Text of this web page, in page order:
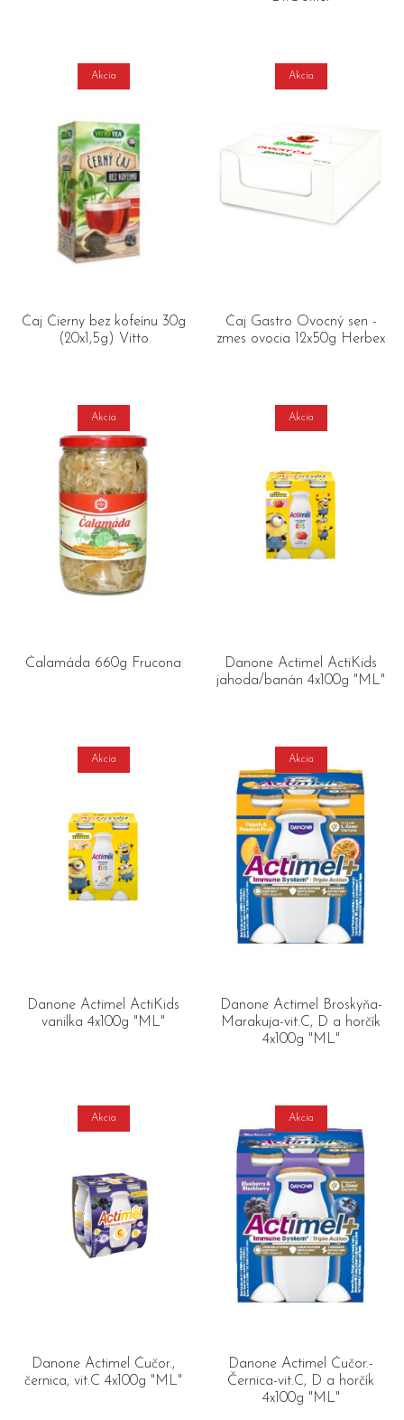
Akcia
Čaj Čierny bez kofeínu 30g
(20x1,5g) Vitto
Akcia
Čaj Gastro Ovocný sen -
zmes ovocia 12x50g Herbex
Akcia
Čalamáda 660g Frucona
Akcia
Danone Actimel ActiKids
jahoda/banán 4x100g "ML"
Akcia
Danone Actimel ActiKids
vanilka 4x100g "ML"
Akcia
Danone Actimel Broskyňa-
Marakuja-vit.C, D a horčík
4x100g "ML"
Akcia
Danone Actimel Čučor.,
černica, vit.C 4x100g "ML"
Akcia
Danone Actimel Čučor.-
Černica-vit.C, D a horčík
4x100g "ML"